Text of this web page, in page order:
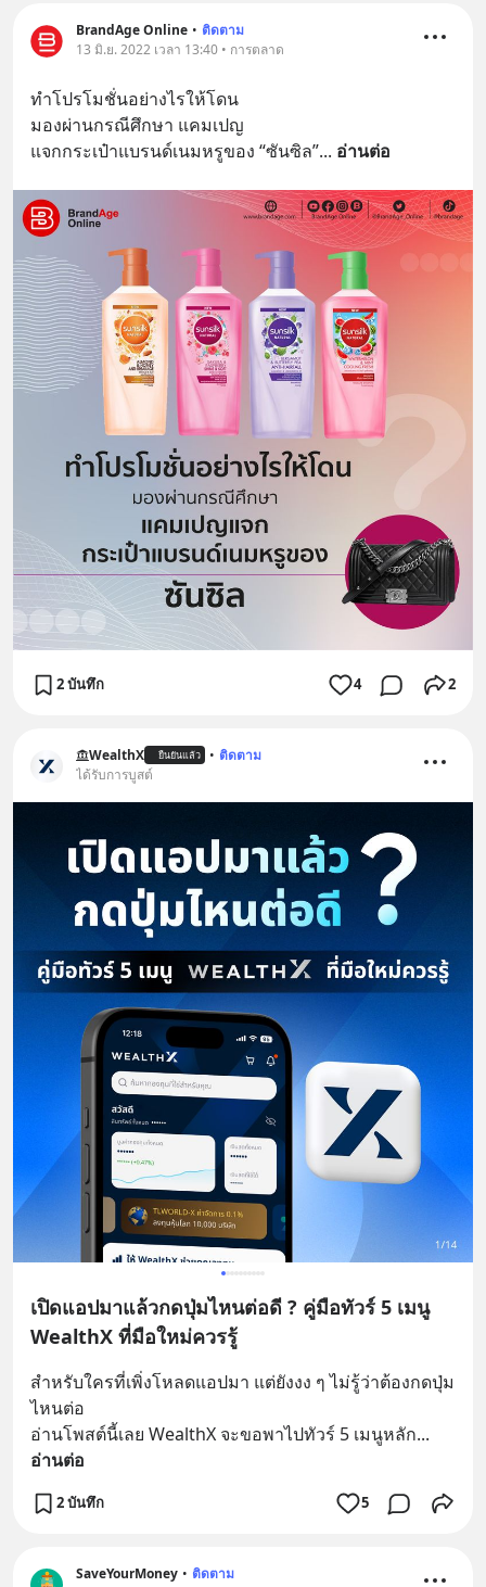
BrandAge Online • ติดตาม
13 มิ.ย. 2022 เวลา 13:40 • การตลาด
ทำโปรโมชั่นอย่างไรให้โดน
มองผ่านกรณีศึกษา แคมเปญ
แจกกระเป๋าแบรนด์เนมหรูของ “ซันซิล”... อ่านต่อ
2 บันทึก 4 2
WealthX ยืนยันแล้ว • ติดตาม
ได้รับการบูสต์
เปิดแอปมาแล้วกดปุ่มไหนต่อดี ? คู่มือทัวร์ 5 เมนู
WealthX ที่มือใหม่ควรรู้
สำหรับใครที่เพิ่งโหลดแอปมา แต่ยังงง ๆ ไม่รู้ว่าต้องกดปุ่ม
ไหนต่อ
อ่านโพสต์นี้เลย WealthX จะขอพาไปทัวร์ 5 เมนูหลัก
อ่านต่อ
2 บันทึก 5
SaveYourMoney • ติดตาม